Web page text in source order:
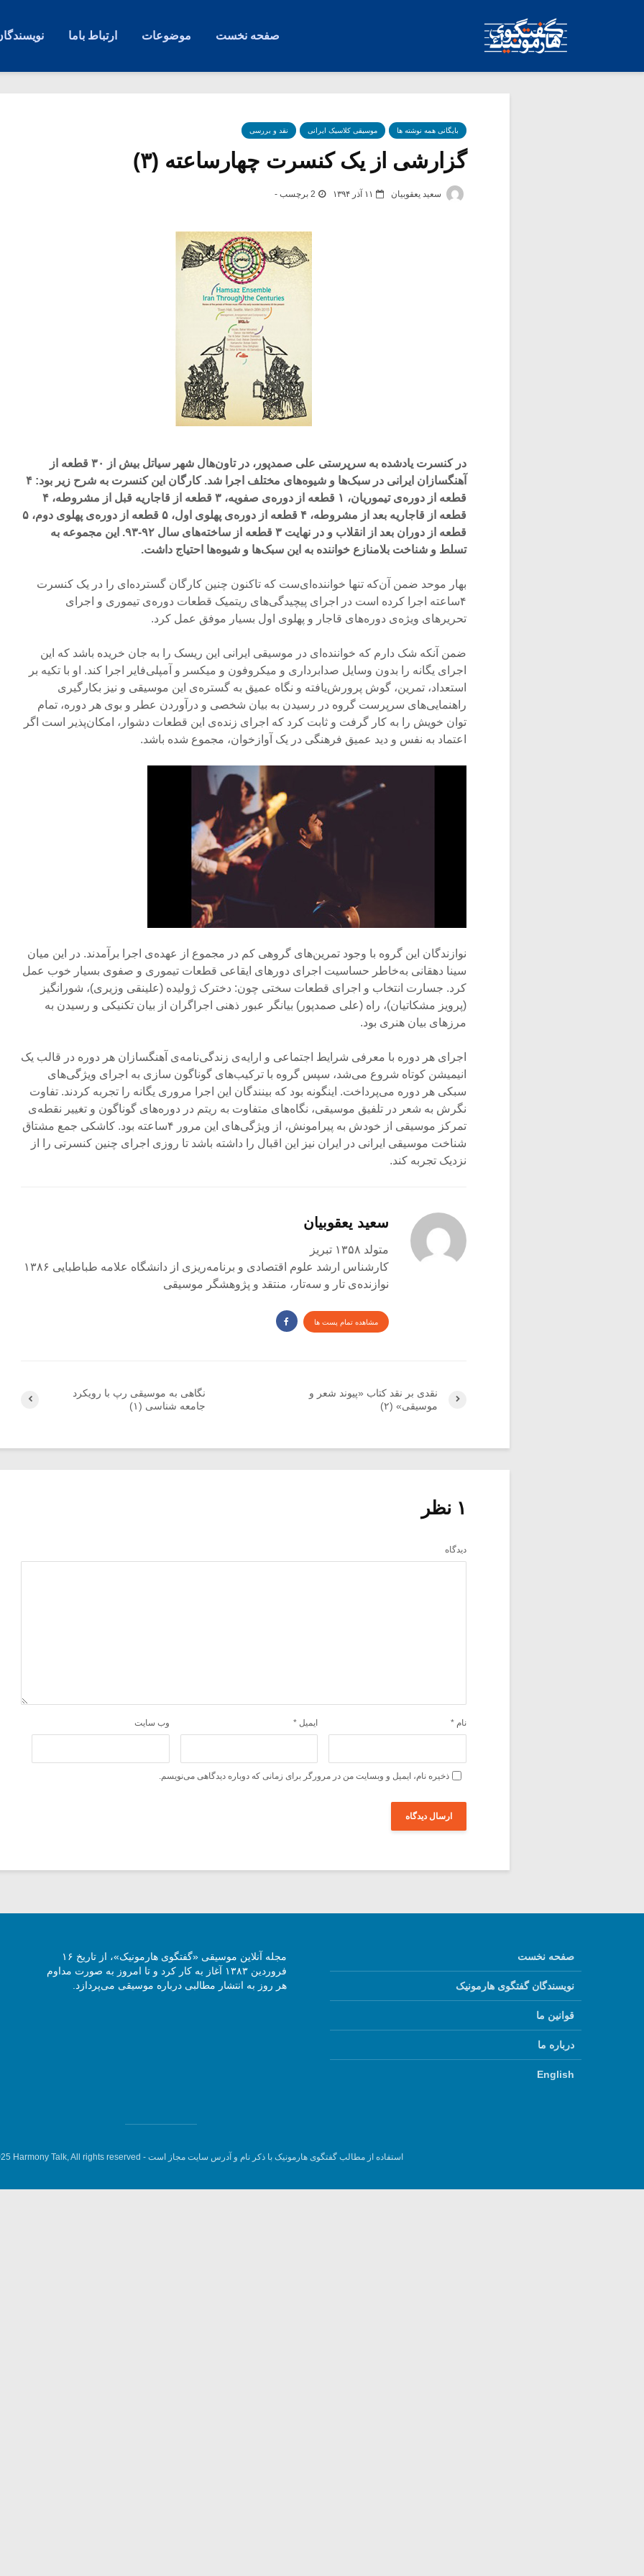
صفحه نخست موضوعات ارتباط باما
بایگانی همه نوشته ها موسیقی کلاسیک ایرانی نقد و بررسی
گزارشی از یک کنسرت چهارساعته (۳)
سعید یعقوبیان ۱۱ آذر ۱۳۹۴ 2 برچسب -
در کنسرت یادشده به سرپرستی علی صمدپور، در تاون‌هال شهر سیاتل بیش از ۳۰ قطعه از
آهنگسازان ایرانی در سبک‌ها و شیوه‌های مختلف اجرا شد. کارگان این کنسرت به شرح زیر بود: ۴
قطعه از دوره‌ی تیموریان، ۱ قطعه از دوره‌ی صفویه، ۳ قطعه از قاجاریه قبل از مشروطه، ۴
قطعه از قاجاریه بعد از مشروطه، ۴ قطعه از دوره‌ی پهلوی اول، ۵ قطعه از دوره‌ی پهلوی دوم، ۵
قطعه از دوران بعد از انقلاب و در نهایت ۳ قطعه از ساخته‌های سال ۹۲-۹۳. این مجموعه به
تسلط و شناخت بلامنازع خواننده به این سبک‌ها و شیوه‌ها احتیاج داشت.
بهار موحد ضمن آن‌که تنها خواننده‌ای‌ست که تاکنون چنین کارگان گسترده‌ای را در یک کنسرت
۴ساعته اجرا کرده است در اجرای پیچیدگی‌های ریتمیک قطعات دوره‌ی تیموری و اجرای
تحریرهای ویژه‌ی دوره‌های قاجار و پهلوی اول بسیار موفق عمل کرد.
ضمن آنکه شک دارم که خواننده‌ای در موسیقی ایرانی این ریسک را به جان خریده باشد که این
اجرای یگانه را بدون وسایل صدابرداری و میکروفون و میکسر و آمپلی‌فایر اجرا کند. او با تکیه بر
استعداد، تمرین، گوش پرورش‌یافته و نگاه عمیق به گستره‌ی این موسیقی و نیز بکارگیری
راهنمایی‌های سرپرست گروه در رسیدن به بیان شخصی و درآوردن عطر و بوی هر دوره،‌ تمام
توان خویش را به کار گرفت و ثابت کرد که اجرای زنده‌ی این قطعات دشوار، امکان‌پذیر است اگر
اعتماد به نفس و دید عمیق فرهنگی در یک آوازخوان، مجموع شده باشد.
نوازندگان این گروه با وجود تمرین‌های گروهی کم در مجموع از عهده‌ی اجرا برآمدند. در این میان
سینا دهقانی به‌خاطر حساسیت اجرای دورهای ایقاعی قطعات تیموری و صفوی بسیار خوب عمل
کرد. جسارت انتخاب و اجرای قطعات سختی چون: دخترک ژولیده (علینقی وزیری)، شورانگیز
(پرویز مشکاتیان)، راه (علی صمدپور) بیانگر عبور ذهنی اجراگران از بیان تکنیکی و رسیدن به
مرزهای بیان هنری بود.
اجرای هر دوره با معرفی شرایط اجتماعی و ارایه‌ی زندگی‌نامه‌ی آهنگسازان هر دوره در قالب یک
انیمیشن کوتاه شروع می‌شد، سپس گروه با ترکیب‌های گوناگون سازی به اجرای ویژگی‌های
سبکی هر دوره می‌پرداخت. اینگونه بود که بینندگان این اجرا مروری یگانه را تجربه کردند. تفاوت
نگرش به شعر در تلفیق موسیقی، نگاه‌های متفاوت به ریتم در دوره‌های گوناگون و تغییر نقطه‌ی
تمرکز موسیقی از خودش به پیرامونش، از ویژگی‌های این مرور ۴ساعته بود. کاشکی جمع مشتاق
شناخت موسیقی ایرانی در ایران نیز این اقبال را داشته باشد تا روزی اجرای چنین کنسرتی را از
نزدیک تجربه کند.
سعید یعقوبیان
متولد ۱۳۵۸ تبریز
کارشناس ارشد علوم اقتصادی و برنامه‌ریزی از دانشگاه علامه طباطبایی ۱۳۸۶
نوازنده‌ی تار و سه‌تار، منتقد و پژوهشگر موسیقی
مشاهده تمام پست ها
نگاهی به موسیقی رپ با رویکرد
جامعه شناسی (۱)
نقدی بر نقد کتاب «پیوند شعر و
موسیقی» (۲)
۱ نظر
دیدگاه
نام * ایمیل * وب‌ سایت
ذخیره نام، ایمیل و وبسایت من در مرورگر برای زمانی که دوباره دیدگاهی می‌نویسم.
صفحه نخست
نویسندگان گفتگوی هارمونیک
قوانین ما
درباره ما
English
مجله آنلاین موسیقی «گفتگوی هارمونیک»، از تاریخ ۱۶
فروردین ۱۳۸۳ آغاز به کار کرد و تا امروز به صورت مداوم
هر روز به انتشار مطالبی درباره موسیقی می‌پردازد.
استفاده از مطالب گفتگوی هارمونیک با ذکر نام و آدرس سایت مجاز است - Harmony Talk, All rights reserved.